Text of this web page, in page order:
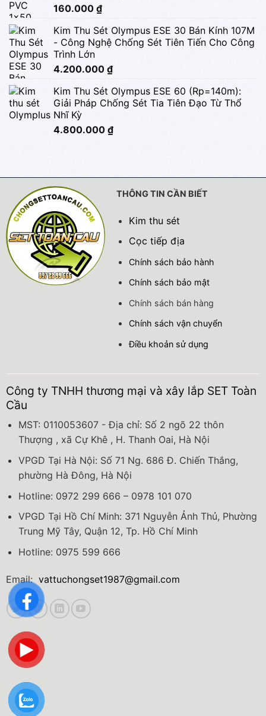
160.000 ₫
Kim Thu Sét Olympus ESE 30 Bán Kính 107M
- Công Nghệ Chống Sét Tiên Tiến Cho Công
Trình Lớn
4.200.000 ₫
Kim Thu Sét Olympus ESE 60 (Rp=140m):
Giải Pháp Chống Sét Tia Tiên Đạo Từ Thổ
Nhĩ Kỳ
4.800.000 ₫
THÔNG TIN CẦN BIẾT
Kim thu sét
Cọc tiếp địa
Chính sách bảo hành
Chính sách bảo mật
Chính sách bán hàng
Chính sách vận chuyển
Điều khoản sử dụng
Công ty TNHH thương mại và xây lắp SET Toàn
Cầu
MST: 0110053607 - Địa chỉ: Số 2 ngõ 22 thôn
Thượng , xã Cự Khê , H. Thanh Oai, Hà Nội
VPGD Tại Hà Nội: Số 71 Ng. 686 Đ. Chiến Thắng,
phường Hà Đông, Hà Nội
Hotline: 0972 299 666 – 0978 101 070
VPGD Tại Hồ Chí Minh: 371 Nguyễn Ảnh Thủ, Phường
Trung Mỹ Tây, Quận 12, Tp. Hồ Chí Minh
Hotline: 0975 599 666
Email: vattuchongset1987@gmail.com